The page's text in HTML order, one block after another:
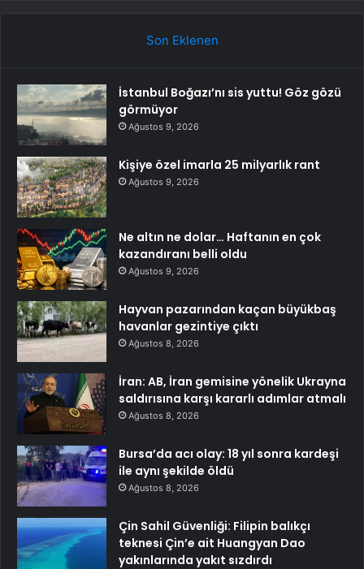
Son Eklenen
İstanbul Boğazı’nı sis yuttu! Göz gözü
görmüyor
Ağustos 9, 2026
Kişiye özel imarla 25 milyarlık rant
Ağustos 9, 2026
Ne altın ne dolar… Haftanın en çok
kazandıranı belli oldu
Ağustos 9, 2026
Hayvan pazarından kaçan büyükbaş
havanlar gezintiye çıktı
Ağustos 8, 2026
İran: AB, İran gemisine yönelik Ukrayna
saldırısına karşı kararlı adımlar atmalı
Ağustos 8, 2026
Bursa’da acı olay: 18 yıl sonra kardeşi
ile aynı şekilde öldü
Ağustos 8, 2026
Çin Sahil Güvenliği: Filipin balıkçı
teknesi Çin’e ait Huangyan Dao
yakınlarında yakıt sızdırdı